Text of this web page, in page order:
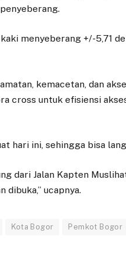
menyeberang +/-5,71
kemacetan, dan
cross untuk efisiensi
hari ini, sehingga bisa
dari Jalan Kapten
dibuka,” ucapnya.
Kota Bogor Pemkot Bogor